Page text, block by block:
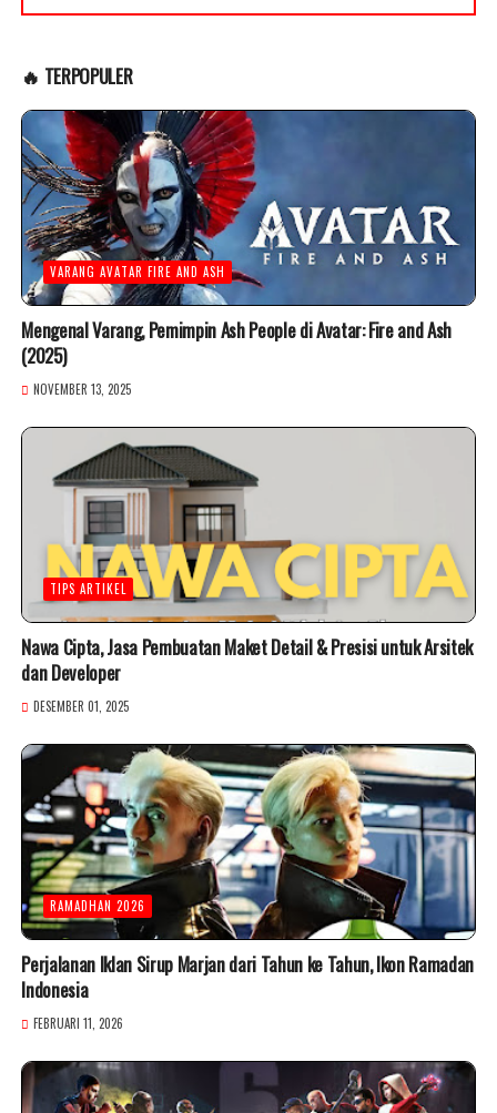
🔥 TERPOPULER
VARANG AVATAR FIRE AND ASH
Mengenal Varang, Pemimpin Ash People di Avatar: Fire and Ash
(2025)
NOVEMBER 13, 2025
TIPS ARTIKEL
Nawa Cipta, Jasa Pembuatan Maket Detail & Presisi untuk Arsitek
dan Developer
DESEMBER 01, 2025
RAMADHAN 2026
Perjalanan Iklan Sirup Marjan dari Tahun ke Tahun, Ikon Ramadan
Indonesia
FEBRUARI 11, 2026